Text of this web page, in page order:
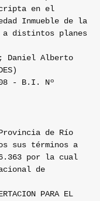
en el
Inmueble de la
a distintos planes
Daniel Alberto
- B.I. Nº
Provincia de Río
sus términos a
por la cual
de
PARA EL